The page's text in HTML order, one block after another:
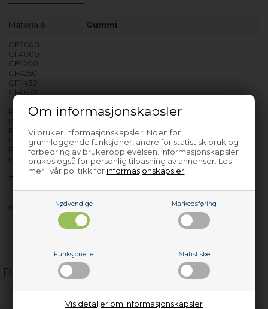
Om informasjonskapsler
Vi bruker informasjonskapsler. Noen for
grunnleggende funksjoner, andre for statistisk bruk og
forbedring av brukeropplevelsen. Informasjonskapsler
brukes også for personlig tilpasning av annonser. Les
mer i vår politikk for informasjonskapsler
Nødvendige Markedsføring
Funksjonelle Statistiske
Vis detaljer om informasjonskapsler
Materiale Gummi
CF2000
CF4000
CF4200
CF4250
CF4450
CF4650
PF4050
PF4250
PF4450
PF5050
PF5250
PF5450
ZKW1203
med flere…
Populære relaterte produkter